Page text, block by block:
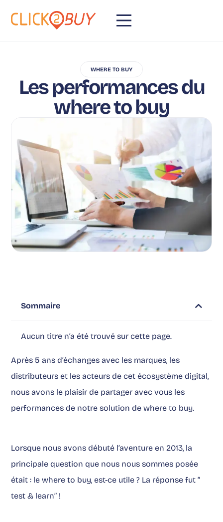
WHERE TO BUY
Les performances du
where to buy
Sommaire
Aucun titre n’a été trouvé sur cette page.
Après 5 ans d’échanges avec les marques, les
distributeurs et les acteurs de cet écosystème digital,
nous avons le plaisir de partager avec vous les
performances de notre solution de where to buy.
Lorsque nous avons débuté l’aventure en 2013, la
principale question que nous nous sommes posée
était : le where to buy, est-ce utile ? La réponse fut “
test & learn” !